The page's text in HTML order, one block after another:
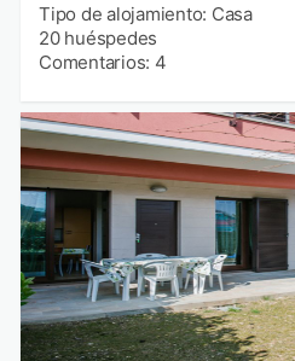
Tipo de alojamiento: Casa
20 huéspedes
Comentarios: 4